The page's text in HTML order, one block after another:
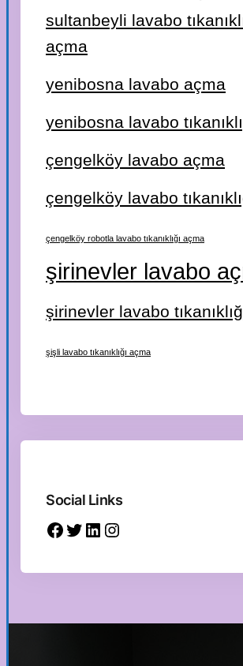
sultanbeyli lavabo
açma
yenibosna lavabo açma
yenibosna lavabo
çengelköy lavabo açma
çengelköy lavabo
çengelköy robotla lavabo tıkanıklığı açma
şirinevler lavabo
şirinevler lavabo
şişli lavabo tıkanıklığı açma
Social Links
Facebook Twitter LinkedIn Instagram